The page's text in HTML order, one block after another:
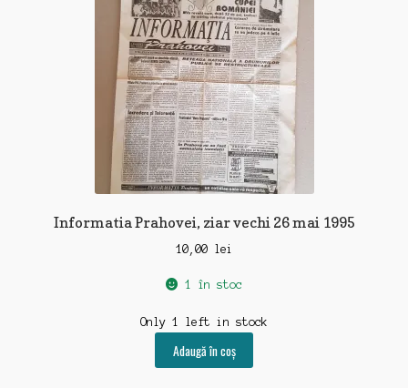
Informatia Prahovei, ziar vechi 26 mai 1995
10,00 lei
1 în stoc
Only 1 left in stock
Adaugă în coș